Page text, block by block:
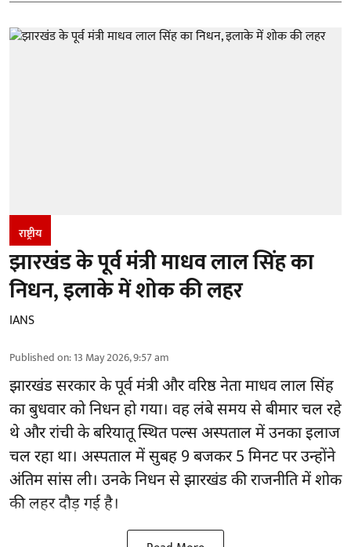
राष्ट्रीय
झारखंड के पूर्व मंत्री माधव लाल सिंह का
निधन, इलाके में शोक की लहर
IANS
Published on:13 May 2026, 9:57 am
झारखंड सरकार के पूर्व मंत्री और वरिष्ठ नेता माधव लाल सिंह
का बुधवार को निधन हो गया। वह लंबे समय से बीमार चल रहे
थे और रांची के बरियातू स्थित पल्स अस्पताल में उनका इलाज
चल रहा था। अस्पताल में सुबह 9 बजकर 5 मिनट पर उन्होंने
अंतिम सांस ली। उनके निधन से झारखंड की राजनीति में शोक
की लहर दौड़ गई है।